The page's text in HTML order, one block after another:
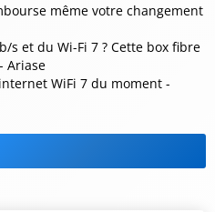
même votre changement
s et du Wi-Fi 7 ? Cette box fibre
Ariase
WiFi 7 du moment -